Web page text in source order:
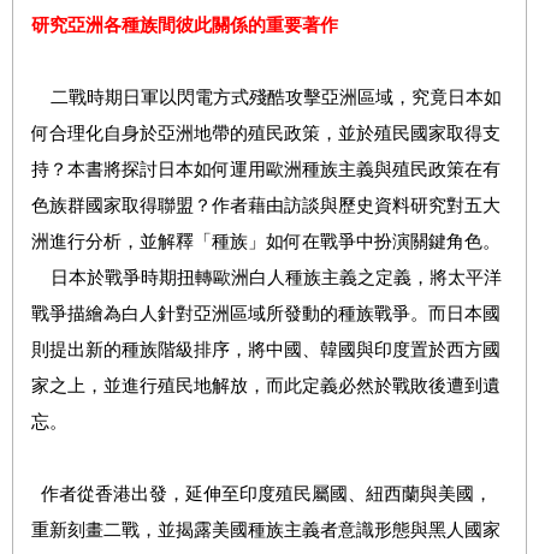
研究亞洲各種族間彼此關係的重要著作
二戰時期日軍以閃電方式殘酷攻擊亞洲區域，究竟日本如
何合理化自身於亞洲地帶的殖民政策，並於殖民國家取得支
持？本書將探討日本如何運用歐洲種族主義與殖民政策在有
色族群國家取得聯盟？作者藉由訪談與歷史資料研究對五大
洲進行分析，並解釋「種族」如何在戰爭中扮演關鍵角色。
日本於戰爭時期扭轉歐洲白人種族主義之定義，將太平洋
戰爭描繪為白人針對亞洲區域所發動的種族戰爭。而日本國
則提出新的種族階級排序，將中國、韓國與印度置於西方國
家之上，並進行殖民地解放，而此定義必然於戰敗後遭到遺
忘。
作者從香港出發，延伸至印度殖民屬國、紐西蘭與美國，
重新刻畫二戰，並揭露美國種族主義者意識形態與黑人國家